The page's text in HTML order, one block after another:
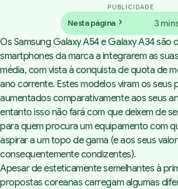
PUBLICIDADE
Nesta página 3
Os Samsung Galaxy A54 e Galaxy A34são
smartphones da marca a integrarem as
média, com vista à conquista de quota de
ano corrente. Estes modelos viram os seus
aumentados comparativamente aos seus
entanto isso não fará com que deixem de
para quem procura um equipamento com
aspirar a um topo de gama (e aos seus
consequentemente condizentes).
Apesar de esteticamente semelhantes à
propostas coreanas carregam algumas